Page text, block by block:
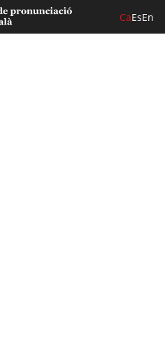
CaEsEn